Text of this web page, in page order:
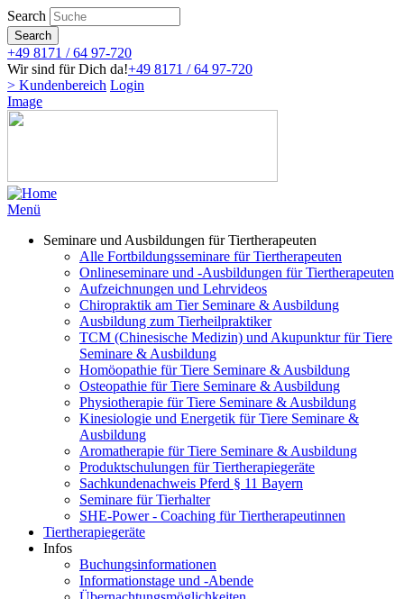
Direkt
zum
Inhalt
Search
Search
+49 8171 / 64 97-720
Wir sind für Dich da!+49 8171 / 64 97-720
> Kundenbereich Login
Image
Menü
Seminare und Ausbildungen für Tiertherapeuten
Alle Fortbildungsseminare für Tiertherapeuten
Onlineseminare und -Ausbildungen für Tiertherapeuten
Aufzeichnungen und Lehrvideos
Chiropraktik am Tier Seminare & Ausbildung
Ausbildung zum Tierheilpraktiker
TCM (Chinesische Medizin) und Akupunktur für Tiere
Seminare & Ausbildung
Homöopathie für Tiere Seminare & Ausbildung
Osteopathie für Tiere Seminare & Ausbildung
Physiotherapie für Tiere Seminare & Ausbildung
Kinesiologie und Energetik für Tiere Seminare &
Ausbildung
Aromatherapie für Tiere Seminare & Ausbildung
Produktschulungen für Tiertherapiegeräte
Sachkundenachweis Pferd § 11 Bayern
Seminare für Tierhalter
SHE-Power - Coaching für Tiertherapeutinnen
Tiertherapiegeräte
Infos
Buchungsinformationen
Informationstage und -Abende